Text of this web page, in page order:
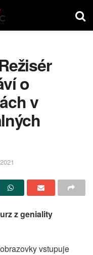
o
v
z geniality
vstupuje